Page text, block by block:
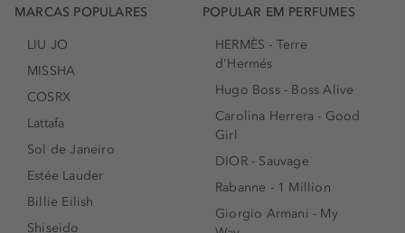
MARCAS POPULARES
LIU JO
MISSHA
COSRX
Lattafa
Sol de Janeiro
Estée Lauder
Billie Eilish
Shiseido
POPULAR EM PERFUMES
HERMÈS - Terre
d'Hermés
Hugo Boss - Boss Alive
Carolina Herrera - Good
Girl
DIOR - Sauvage
Rabanne - 1 Million
Giorgio Armani - My